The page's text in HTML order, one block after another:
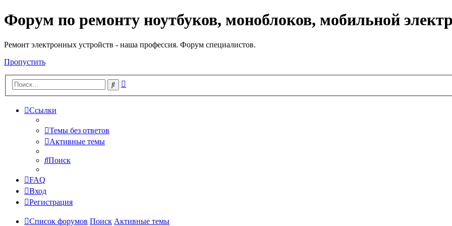
Регистрация
Форум по ремонту ноутбуков, моноблоков, мобильной
Ремонт электронных устройств - наша профессия. Форум специалистов.
Пропустить
Поиск
Ссылки
Темы без ответов
Активные темы
Поиск
FAQ
Вход
Регистрация
Список форумов Поиск Активные темы